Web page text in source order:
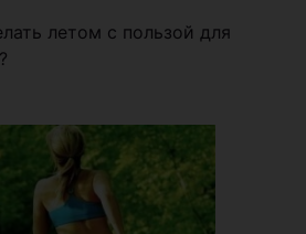
летом с пользой для